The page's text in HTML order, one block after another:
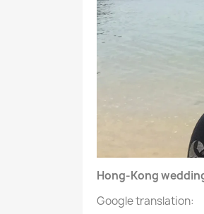
Hong-Kong
Google translation: